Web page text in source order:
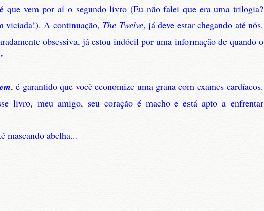
que vem por aí o segundo livro (Eu não falei que era uma trilogia?
viciada!). A continuação, The Twelve, já deve estar chegando até nós.
obsessiva, já estou indócil por uma informação de quando o
, é garantido que você economize uma grana com exames cardíacos.
livro, meu amigo, seu coração é macho e está apto a enfrentar
mascando abelha...